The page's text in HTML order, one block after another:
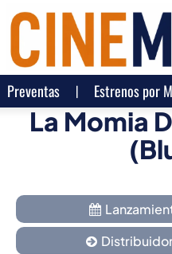
Preventas Estrenos por
La Momia